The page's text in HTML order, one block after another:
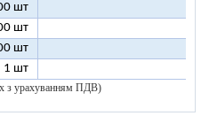
шт
шт
шт
1 шт
з урахуванням ПДВ)